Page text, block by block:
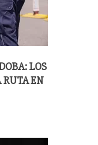
LOS
RUTA EN